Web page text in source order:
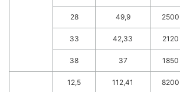
28 49,9 2500
33 42,33 2120
38 37 1850
12,5 112,41 8200